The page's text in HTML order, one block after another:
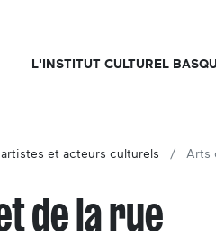
L'INSTITUT CULTUREL
et acteurs culturels Arts
de la rue